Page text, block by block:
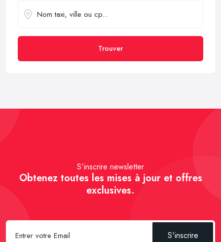
Trouver
S'inscrire newsletter
Obtenez toutes les mises à jour et offres
exclusives.
S'inscrire